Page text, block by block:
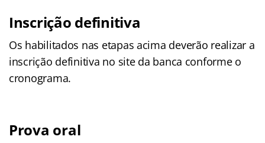
Inscrição definitiva
Os habilitados nas etapas acima deverão realizar a
inscrição definitiva no site da banca conforme o
cronograma.
Prova oral